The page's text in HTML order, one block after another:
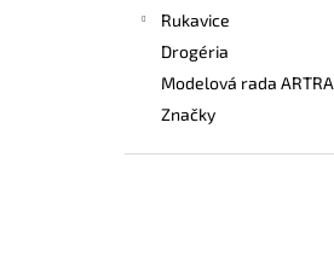
Rukavice
Drogéria
Modelová rada ARTRA
Značky